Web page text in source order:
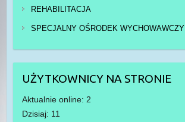
REHABILITACJA
SPECJALNY OŚRODEK WYCHOWAWCZY
UŻYTKOWNICY NA STRONIE
Aktualnie online: 2
Dzisiaj: 11